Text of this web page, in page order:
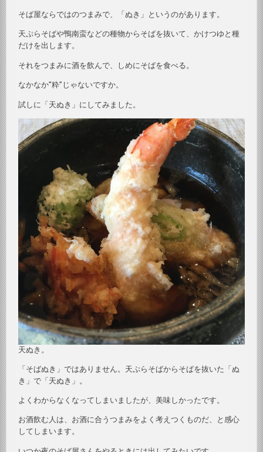
そば屋ならではのつまみで、「ぬき」というのがあります。
天ぷらそばや鴨南蛮などの種物からそばを抜いて、かけつゆと種
だけを出します。
それをつまみに酒を飲んで、しめにそばを食べる。
なかなか”粋”じゃないですか。
試しに「天ぬき」にしてみました。
天ぬき。
「そばぬき」ではありません。天ぷらそばからそばを抜いた「ぬ
き」で「天ぬき」。
よくわからなくなってしまいましたが、美味しかったです。
お酒飲む人は、お酒に合うつまみをよく考えつくものだ、と感心
してしまいます。